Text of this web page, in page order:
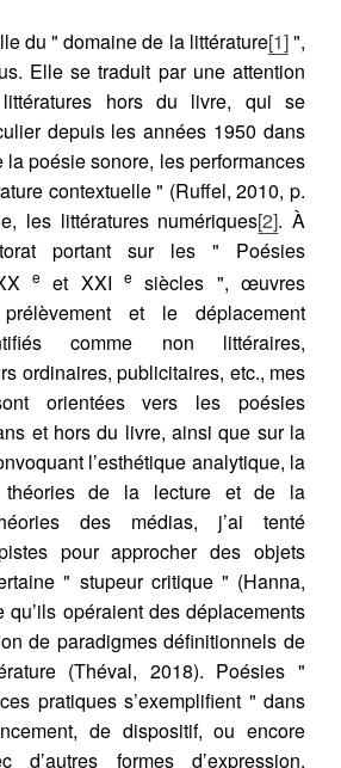
du " domaine de la littérature[1]",
Elle se traduit par une attention
hors du livre, qui se
depuis les années 1950 dans
la poésie sonore, les performances
contextuelle " (Ruffel, 2010, p.
les littératures numériques[2]. À
portant sur les " Poésies
e et XXI e siècles ", œuvres
et le déplacement
comme non littéraires,
ordinaires, publicitaires, etc., mes
orientées vers les poésies
et hors du livre, ainsi que sur la
l’esthétique analytique, la
théories de la lecture et de la
des médias, j’ai tenté
pour approcher des objets
" stupeur critique " (Hanna,
opéraient des déplacements
de paradigmes définitionnels de
(Théval, 2018). Poésies "
pratiques s’exemplifient " dans
de dispositif, ou encore
d’autres formes d’expression,
Fermer
Littérature, enseignement
et agentivités vers
?.Pratiques de la
Fermer